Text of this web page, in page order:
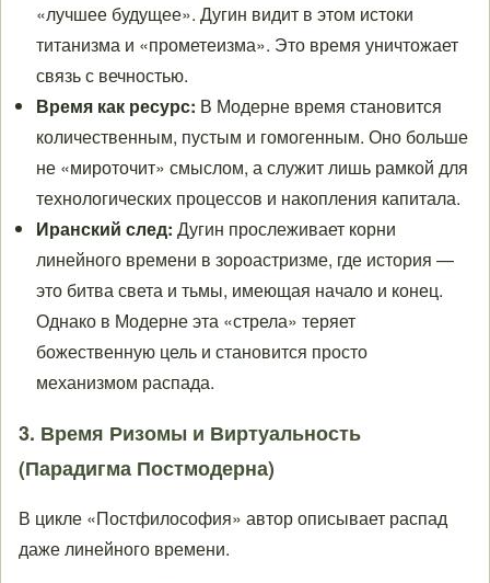
«лучшее будущее». Дугин видит в этом истоки
титанизма и «прометеизма». Это время уничтожает
связь с вечностью.
Время как ресурс: В Модерне время становится
количественным, пустым и гомогенным. Оно больше
не «мироточит» смыслом, а служит лишь рамкой для
технологических процессов и накопления капитала.
Иранский след: Дугин прослеживает корни
линейного времени в зороастризме, где история —
это битва света и тьмы, имеющая начало и конец.
Однако в Модерне эта «стрела» теряет
божественную цель и становится просто
механизмом распада.
3. Время Ризомы и Виртуальность
(Парадигма Постмодерна)
В цикле «Постфилософия» автор описывает распад
даже линейного времени.